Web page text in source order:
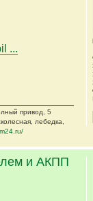
...
привод, 5
лебедка,
и АКПП